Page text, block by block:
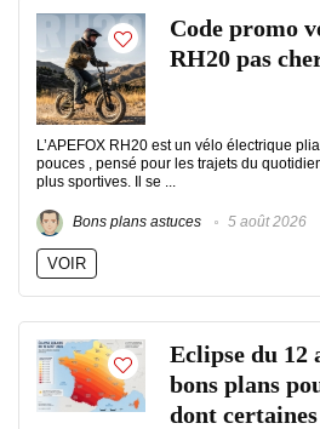
Code promo
RH20 pas
L’APEFOX RH20 est un vélo électrique
pouces , pensé pour les trajets du
plus sportives. Il se ...
Bons plans astuces 5 août 2026
VOIR
Eclipse du 12
bons plans
dont